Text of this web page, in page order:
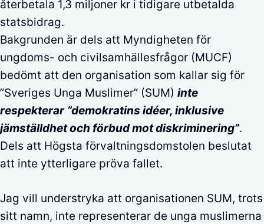
återbetala 1,3 miljoner kr i tidigare utbetalda
statsbidrag.
Bakgrunden är dels att Myndigheten för
ungdoms- och civilsamhällesfrågor (MUCF)
bedömt att den organisation som kallar sig för
”Sveriges Unga Muslimer” (SUM) inte
respekterar ”demokratins idéer, inklusive
jämställdhet och förbud mot diskriminering”.
Dels att Högsta förvaltningsdomstolen beslutat
att inte ytterligare pröva fallet.
Jag vill understryka att organisationen SUM, trots
sitt namn, inte representerar de unga muslimerna